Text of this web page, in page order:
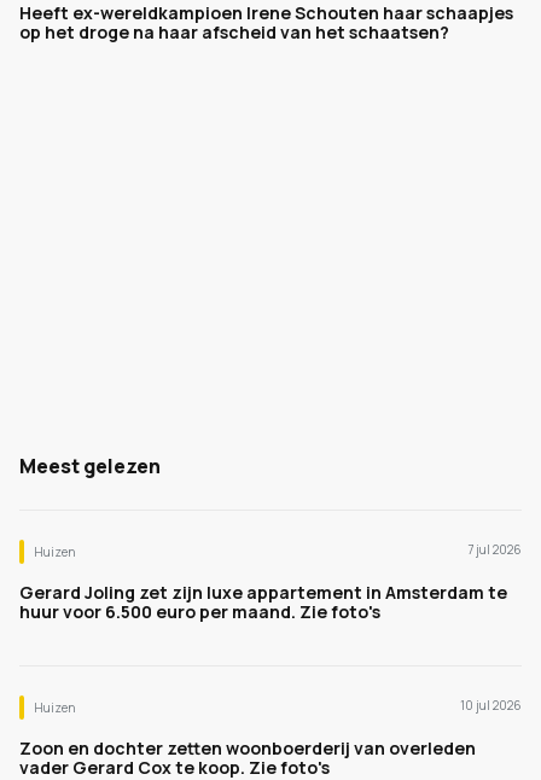
Heeft ex-wereldkampioen Irene Schouten haar schaapjes
op het droge na haar afscheid van het schaatsen?
Meest gelezen
Huizen 7 jul 2026
Gerard Joling zet zijn luxe appartement in Amsterdam te
huur voor 6.500 euro per maand. Zie foto's
Huizen 10 jul 2026
Zoon en dochter zetten woonboerderij van overleden
vader Gerard Cox te koop. Zie foto's